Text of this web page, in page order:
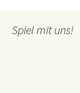
Spiel mit uns!